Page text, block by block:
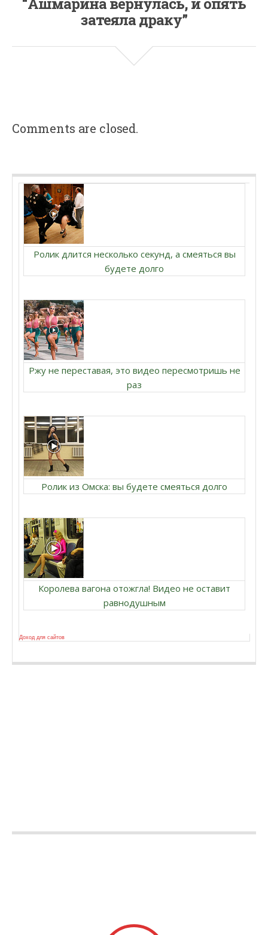
затеяла драку”
Comments are closed.
Ролик длится несколько секунд, а смеяться вы
будете долго
Ржу не переставая, это видео пересмотришь не
раз
Ролик из Омска: вы будете смеяться долго
Королева вагона отожгла! Видео не оставит
равнодушным
Доход для сайтов